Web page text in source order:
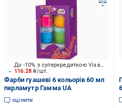
116.28₴/шт.
До -10% з суперкредиткою Visa Вигода
Фарби гуашеві 6 кольорів 60 мл
перламутр Гамма UA
оцінити